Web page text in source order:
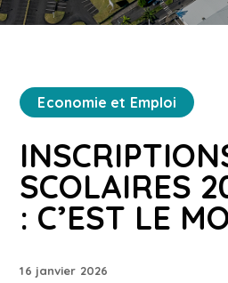
Economie et Emploi
SCOLAIRES
: C’EST LE
16 janvier 2026